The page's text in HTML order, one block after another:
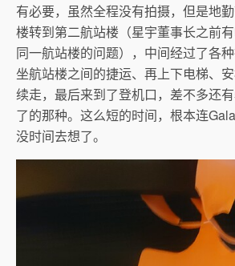
有必要，虽然全程没有拍摄，但是地
楼转到第二航站楼（星宇董事长之前
同一航站楼的问题），中间经过了各种
坐航站楼之间的捷运、再上下电梯、
续走，最后来到了登机口，差不多还
了的那种。这么短的时间，根本连
没时间去想了。